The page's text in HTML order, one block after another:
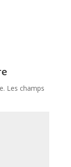
Les champs